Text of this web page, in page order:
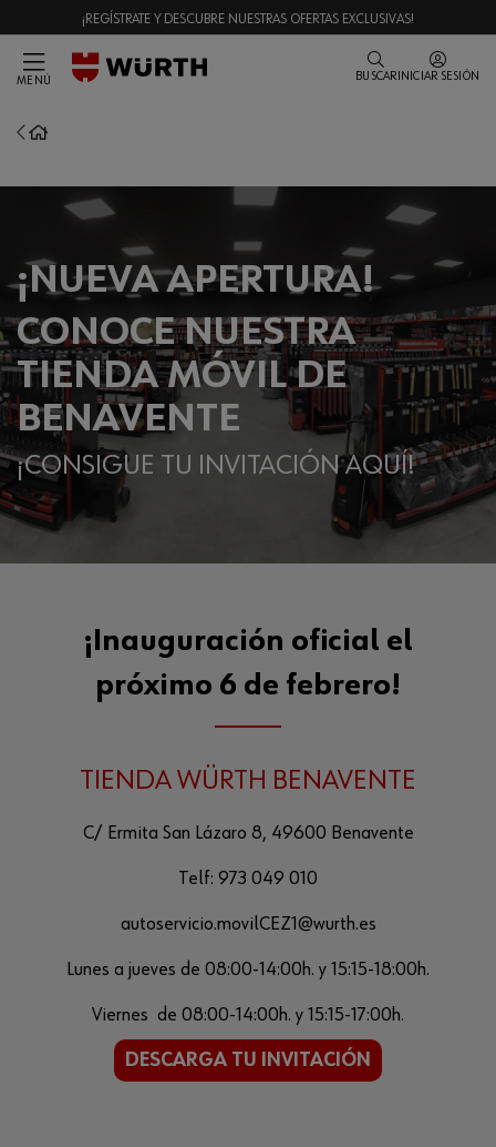
¡REGÍSTRATE Y DESCUBRE NUESTRAS OFERTAS EXCLUSIVAS!
MENÚ BUSCAR INICIAR SESIÓN
¡NUEVA APERTURA!
CONOCE NUESTRA
TIENDA MÓVIL DE
BENAVENTE
¡CONSIGUE TU INVITACIÓN AQUÍ!
¡Inauguración oficial el
próximo 6 de febrero!
TIENDA WÜRTH BENAVENTE
C/ Ermita San Lázaro 8, 49600 Benavente
Telf: 973 049 010
autoservicio.movilCEZ1@wurth.es
Lunes a jueves de 08:00-14:00h. y 15:15-18:00h.
Viernes de 08:00-14:00h. y 15:15-17:00h.
DESCARGA TU INVITACIÓN